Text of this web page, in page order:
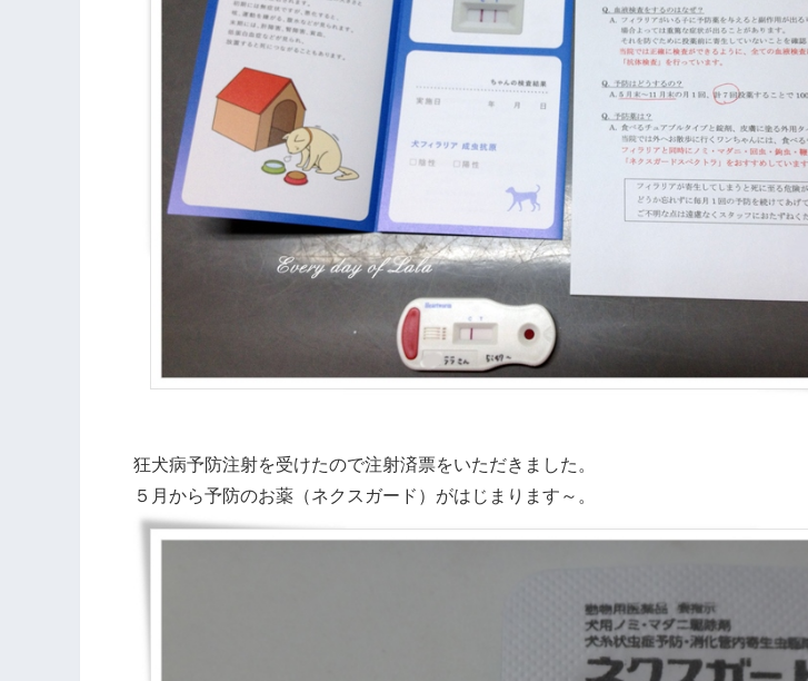
狂犬病予防注射を受けたので注射済票をいただきました。
５月から予防のお薬（ネクスガード）がはじまります～。